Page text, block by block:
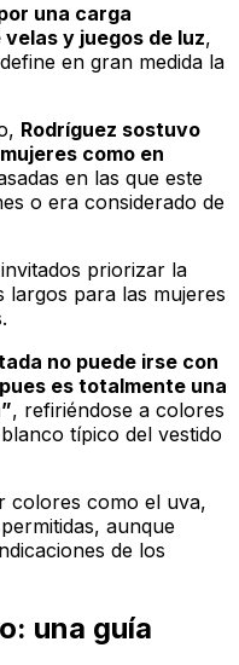
una carga
y juegos de luz,
en gran medida la
Rodríguez sostuvo
como en
en las que este
o era considerado de
priorizar la
largos para las mujeres
no puede irse con
es totalmente una
, refiriéndose a colores
típico del vestido
colores como el uva,
aunque
de los
una guía